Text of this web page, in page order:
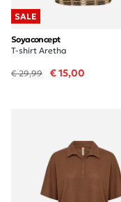
SALE
Soyaconcept
T-shirt Aretha
€ 29,99 € 15,00